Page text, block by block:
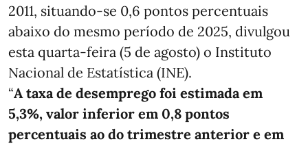
2011, situando-se 0,6 pontos percentuais
abaixo do mesmo período de 2025, divulgou
esta quarta-feira (5 de agosto) o Instituto
Nacional de Estatística (INE).
“A taxa de desemprego foi estimada em
5,3%, valor inferior em 0,8 pontos
percentuais ao do trimestre anterior e em